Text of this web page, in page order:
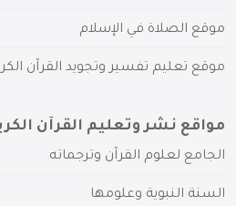
موقع الصلاة في الإسلام
موقع تعليم تفسير وتجويد القرآن
مواقع نشر وتعليم القرآن
الجامع لعلوم القرآن وترجماته
السنة النبوية وعلومها